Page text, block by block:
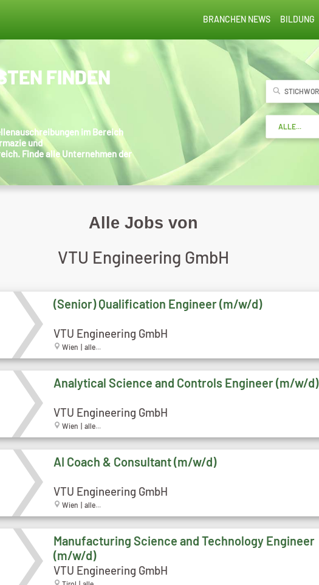
BILDUNG
BRANCHEN NEWS
FINDEN
im Bereich
und
Finde alle Unternehmen der
Alle Jobs von
VTU Engineering GmbH
(Senior) Qualification Engineer (m/w/d)
VTU Engineering GmbH
Wien | alle...
Analytical Science and Controls Engineer (m/w/d)
VTU Engineering GmbH
Wien | alle...
AI Coach & Consultant (m/w/d)
VTU Engineering GmbH
Wien | alle...
Manufacturing Science and Technology Engineer
(m/w/d)
VTU Engineering GmbH